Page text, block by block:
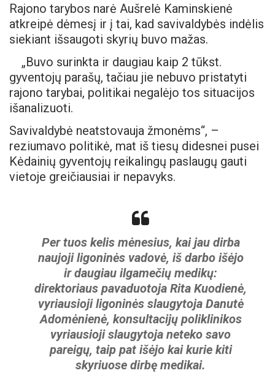
Rajono tarybos narė Aušrelė Kaminskienė
atkreipė dėmesį ir į tai, kad savivaldybės indėlis
siekiant išsaugoti skyrių buvo mažas.
„Buvo surinkta ir daugiau kaip 2 tūkst.
gyventojų parašų, tačiau jie nebuvo pristatyti
rajono tarybai, politikai negalėjo tos situacijos
išanalizuoti.
Savivaldybė neatstovauja žmonėms“, –
reziumavo politikė, mat iš tiesų didesnei pusei
Kėdainių gyventojų reikalingų paslaugų gauti
vietoje greičiausiai ir nepavyks.
Per tuos kelis mėnesius, kai jau dirba
naujoji ligoninės vadovė, iš darbo išėjo
ir daugiau ilgamečių medikų:
direktoriaus pavaduotoja Rita Kuodienė,
vyriausioji ligoninės slaugytoja Danutė
Adomėnienė, konsultacijų poliklinikos
vyriausioji slaugytoja neteko savo
pareigų, taip pat išėjo kai kurie kiti
skyriuose dirbę medikai.